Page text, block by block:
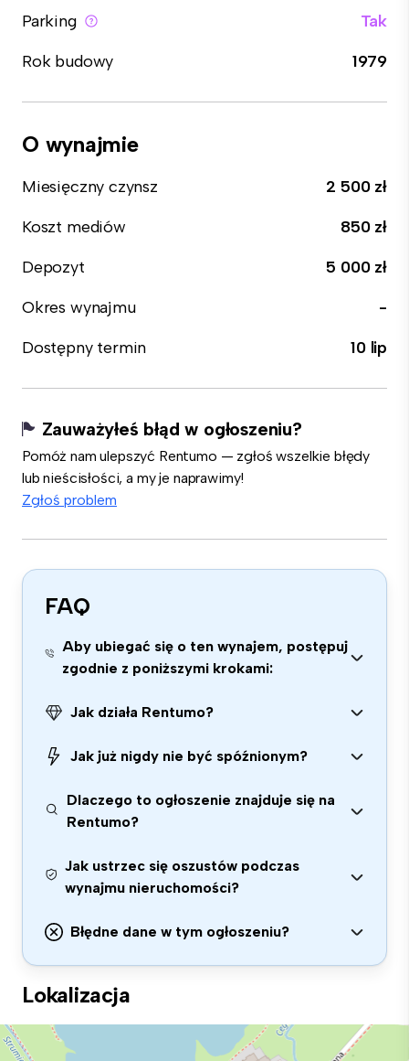
Parking
Tak
Rok budowy
1979
O wynajmie
Miesięczny czynsz
2 500 zł
Koszt mediów
850 zł
Depozyt
5 000 zł
Okres wynajmu
-
Dostępny termin
10 lip
Zauważyłeś błąd w ogłoszeniu?
Pomóż nam ulepszyć Rentumo — zgłoś wszelkie błędy
lub nieścisłości, a my je naprawimy!
Zgłoś problem
FAQ
Aby ubiegać się o ten wynajem, postępuj
zgodnie z poniższymi krokami:
Jak działa Rentumo?
Jak już nigdy nie być spóźnionym?
Dlaczego to ogłoszenie znajduje się na
Rentumo?
Jak ustrzec się oszustów podczas
wynajmu nieruchomości?
Błędne dane w tym ogłoszeniu?
Lokalizacja